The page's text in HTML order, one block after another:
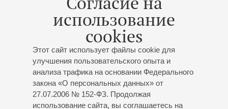
использование
cookies
Этот сайт использует файлы cookie для
улучшения пользовательского опыта и
анализа трафика на основании Федерального
закона «О персональных данных» от
27.07.2006 № 152-ФЗ. Продолжая
использование сайта, вы соглашаетесь на
апреля, 2022 20:00 Пт
Скрябин. Симфония № 2
Дирижер – Андрей Аниханов
Цикл концертов «Прометей русской музыки»